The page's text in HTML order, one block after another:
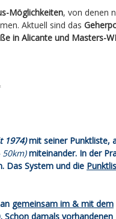
Möglichkeiten, von denen
Aktuell sind das
in Alicante und Masters-
1974)mit seiner Punktliste,
50km)miteinander. In der
Das System und die
gemeinsam im & mit dem
Schon damals vorhandenen